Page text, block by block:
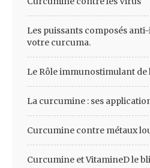
Les puissants composés
votre curcuma.
Le Rôle immunostimulant
La curcumine : ses
Curcumine contre métaux
Curcumine et VitamineD le